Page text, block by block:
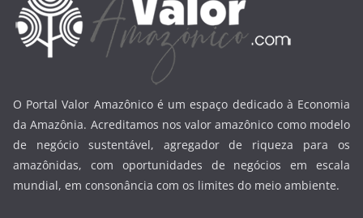
O Portal Valor Amazônico é um espaço dedicado à Economia
da Amazônia. Acreditamos nos valor amazônico como modelo
de negócio sustentável, agregador de riqueza para os
amazônidas, com oportunidades de negócios em escala
mundial, em consonância com os limites do meio ambiente.